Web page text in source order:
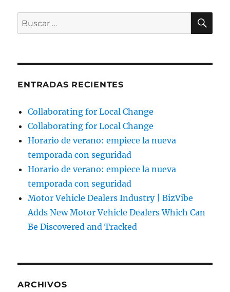
Buscar
por:
ENTRADAS RECIENTES
Collaborating for Local Change
Collaborating for Local Change
Horario de verano: empiece la nueva
temporada con seguridad
Horario de verano: empiece la nueva
temporada con seguridad
Motor Vehicle Dealers Industry | BizVibe
Adds New Motor Vehicle Dealers Which Can
Be Discovered and Tracked
ARCHIVOS